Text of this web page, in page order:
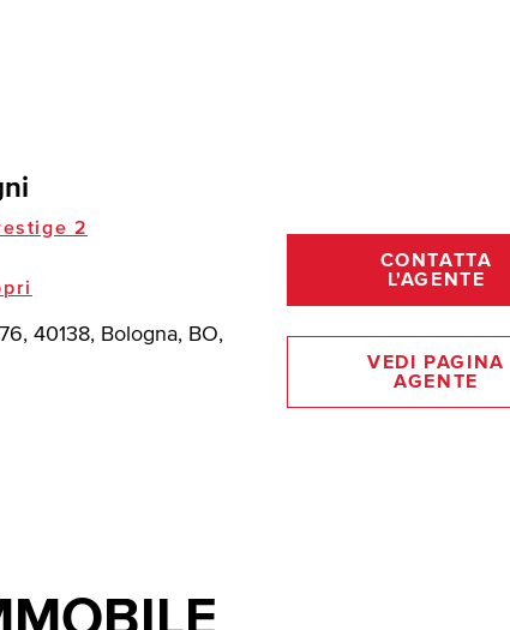
2
40138, Bologna, BO,
CONTATTA
L'AGENTE
VEDI PAGINA
AGENTE